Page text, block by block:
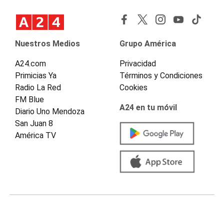
Nuestros Medios
A24.com
Primicias Ya
Radio La Red
FM Blue
Diario Uno Mendoza
San Juan 8
América TV
Grupo América
Privacidad
Términos y Condiciones
Cookies
A24 en tu móvil